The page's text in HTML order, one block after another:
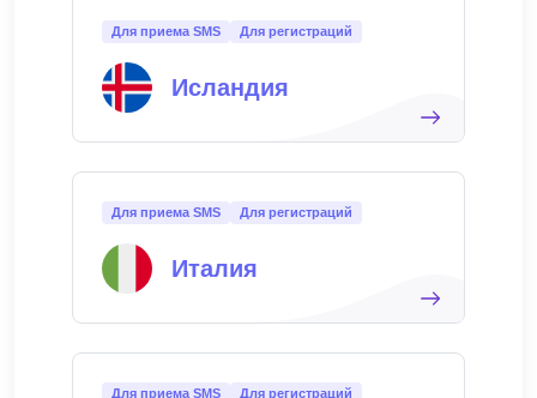
Для приема SMS Для регистраций
Исландия
Для приема SMS Для регистраций
Италия
Для приема SMS Для регистраций